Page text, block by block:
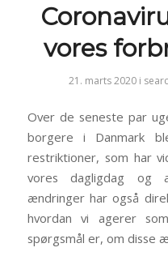
vores
21. marts 2020 i
Over de seneste par
borgere i Danmark
restriktioner, som har
vores dagligdag og
ændringer har også
hvordan vi agerer
spørgsmål er, om disse